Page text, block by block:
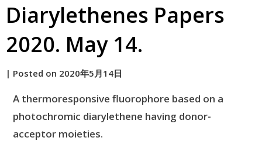
Diarylethenes Papers
2020. May 14.
by
| Posted on 2020年5月14日
A thermoresponsive fluorophore based on a
photochromic diarylethene having donor-
acceptor moieties.